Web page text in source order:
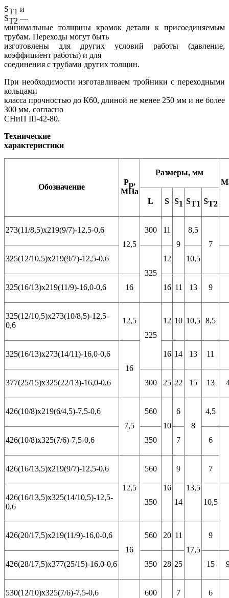
ST1 и
ST2 —
минимальные толщины кромок детали к присоединяемым
трубам. Переходы могут быть
изготовлены для других условий работы (давление,
коэффициент работы) и для
соединения с трубами других толщин.
При необходимости изготавливаем тройники с переходными
кольцами
класса прочностью до К60, длиной не менее 250 мм и не более
300 мм, согласно
СНиП III-42-80.
Технические
характеристики
Обозначение
Pp,
МПа
Размеры, мм
L S S1 ST1 ST2
273(11/8,5)х219(9/7)-12,5-0,6
12,5
300
11
9
8,5
7
325(12/10,5)х219(9/7)-12,5-0,6
325
12 10,5
325(16/13)х219(11/9)-16,0-0,6 16 16 11 13 9
325(12/10,5)х273(10/8,5)-12,5-
0,6
12,5
225
12 10 10,5 8,5
325(16/13)х273(14/11)-16,0-0,6
16
16 14 13 11
377(25/15)х325(22/13)-16,0-0,6 300 25 22 15 13
426(10/8)х219(6/4,5)-7,5-0,6
7,5
560
10
6
8
4,5
426(10/8)х325(7/6)-7,5-0,6 350 7 6
426(16/13,5)х219(9/7)-12,5-0,6
12,5
560
16
9
13,5
7
426(16/13,5)х325(14/10,5)-12,5-
0,6
350 14 10,5
426(20/17,5)х219(11/9)-16,0-0,6
16
560 20 11
17,5
9
426(28/17,5)х377(25/15)-16,0-0,6 350 28 25 15
530(12/10)х325(7/6)-7,5-0,6 600 7 6